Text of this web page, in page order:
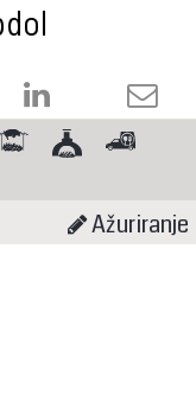
Ažuriranje